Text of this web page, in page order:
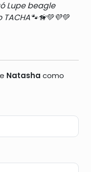
Lupe beagle
Natasha como